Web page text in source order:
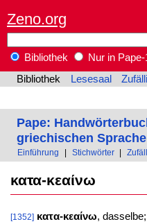
Zeno.org
Bibliothek
Nur in
Bibliothek
Lesesaal
Pape:
griechischen Sprache
Einführung Stichwörter
κατα-κεαίνω
[1352] κατα-κεαίνω,